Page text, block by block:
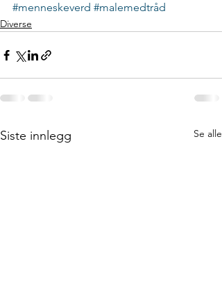
#menneskeverd #malemedtråd
Diverse
Siste innlegg Se alle